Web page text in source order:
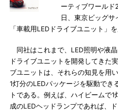
ーティブワールド
日、東京ビッグ
「車載用LEDドライブユニット」を
同社はこれまで、LED照明や液
ドライブユニットを開発してきた
ブユニットは、それらの知見を用
1灯分のLEDパッケージを駆動でき
トである。例えば、ハイビームで
成のLEDヘッドランプであれば、